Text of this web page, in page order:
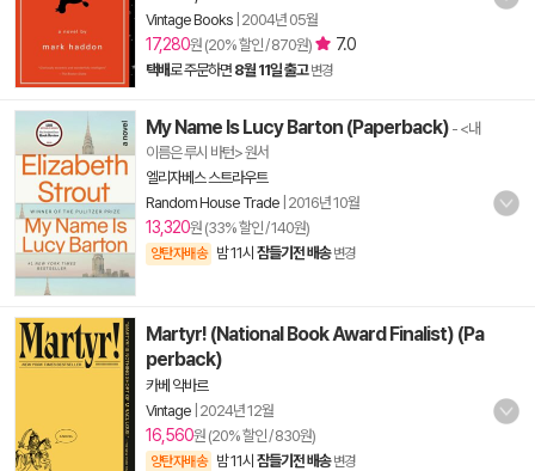
Vintage Books 2004년 05월
17,280원 (20% 할인 / 870원) 7.0
택배로 주문하면 8월 11일 출고 변경
My Name Is Lucy Barton (Paperback) - <내
이름은 루시 바턴> 원서
엘리자베스 스트라우트
Random House Trade 2016년 10월
13,320원 (33% 할인 / 140원)
양탄자배송 밤 11시 잠들기전 배송 변경
Martyr! (National Book Award Finalist) (Pa
perback)
카베 악바르
Vintage 2024년 12월
16,560원 (20% 할인 / 830원)
양탄자배송 밤 11시 잠들기전 배송 변경